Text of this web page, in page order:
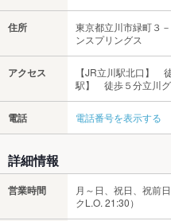
住所
東京都立川市緑町
ンスプリングス
アクセス
【JR立川駅北口】
駅】 徒歩５分立川
電話 電話番号を表示する
詳細情報
営業時間
月～日、祝日、祝前
クL.O. 21:30）